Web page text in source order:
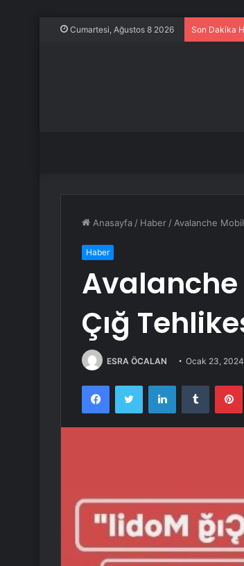
Cumartesi, Ağustos 8 2026 Son Dakika
Anasayfa / Haber / Avalanche
Haber
Avalanche
Çığ
ESRA ÖCALAN Ocak 23, 2024
FacebookTwitter LinkedInTumblr